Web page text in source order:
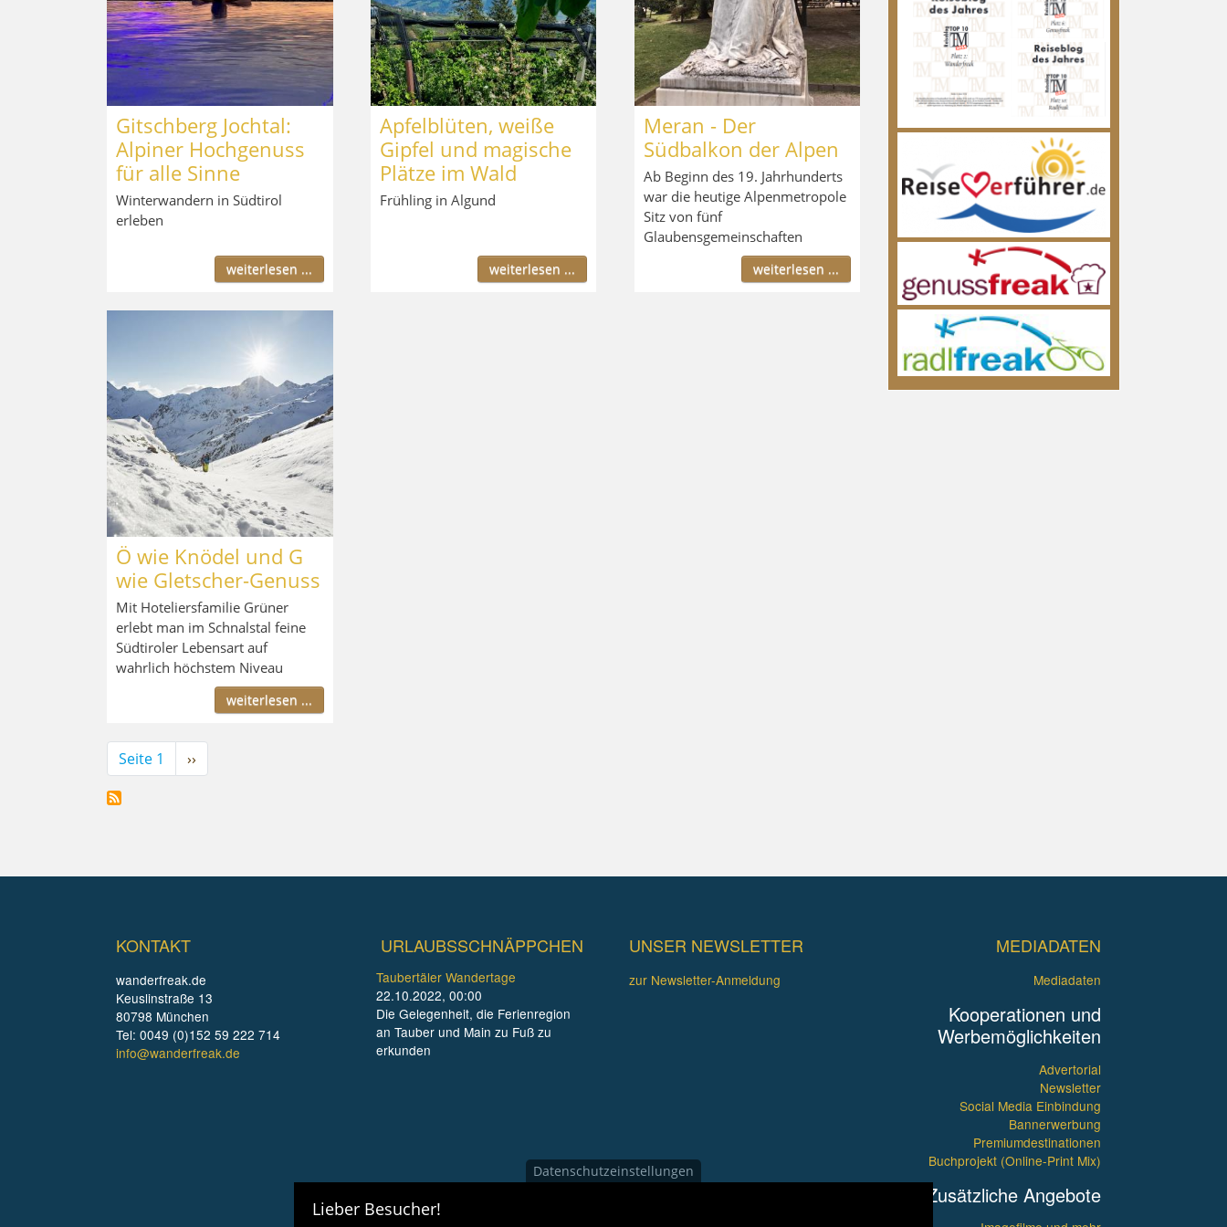
Gitschberg Jochtal:
Alpiner Hochgenuss
für alle Sinne
Winterwandern in Südtirol
erleben
weiterlesen ...
Apfelblüten, weiße
Gipfel und magische
Plätze im Wald
Frühling in Algund
weiterlesen ...
Meran - Der
Südbalkon der Alpen
Ab Beginn des 19. Jahrhunderts
war die heutige Alpenmetropole
Sitz von fünf
Glaubensgemeinschaften
weiterlesen ...
Ö wie Knödel und G
wie Gletscher-Genuss
Mit Hoteliersfamilie Grüner
erlebt man im Schnalstal feine
Südtiroler Lebensart auf
wahrlich höchstem Niveau
weiterlesen ...
Seitennummerierung
Seite 1
Nächste
Seite
››
KONTAKT
wanderfreak.de
Keuslinstraße 13
80798 München
Tel: 0049 (0)152 59 222 714
info@wanderfreak.de
URLAUBSSCHNÄPPCHEN
Taubertäler Wandertage
22.10.2022, 00:00
Die Gelegenheit, die Ferienregion
an Tauber und Main zu Fuß zu
erkunden
UNSER NEWSLETTER
zur Newsletter-Anmeldung
MEDIADATEN
Mediadaten
Kooperationen und
Werbemöglichkeiten
Advertorial
Newsletter
Social Media Einbindung
Bannerwerbung
Premiumdestinationen
Buchprojekt (Online-Print Mix)
Zusätzliche Angebote
Datenschutzeinstellungen
Lieber Besucher!